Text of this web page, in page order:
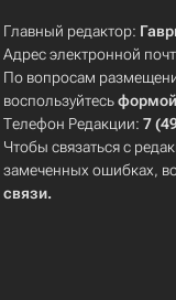
Главный редактор:
Адрес электронной
По вопросам
воспользуйтесьформой
Телефон Редакции:7
Чтобы связаться с
замеченных ошибках,
связи.